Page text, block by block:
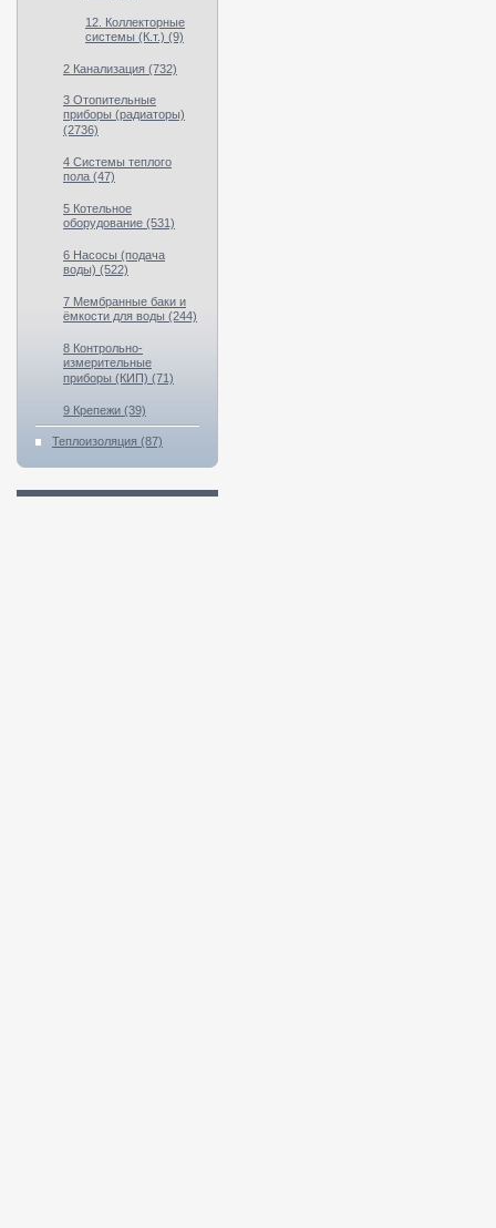
12. Коллекторные
системы (К.т.) (9)
2 Канализация (732)
3 Отопительные
приборы (радиаторы)
(2736)
4 Системы теплого
пола (47)
5 Котельное
оборудование (531)
6 Насосы (подача
воды) (522)
7 Мембранные баки и
ёмкости для воды (244)
8 Контрольно-
измерительные
приборы (КИП) (71)
9 Крепежи (39)
Теплоизоляция (87)